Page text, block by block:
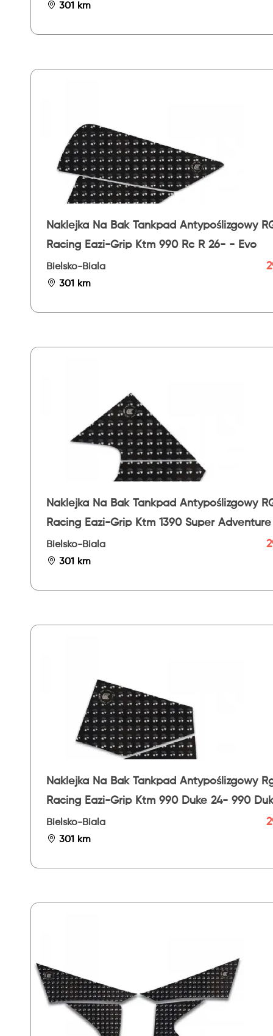
301 km
Naklejka Na Bak Tankpad Antypoślizgowy
Racing Eazi-Grip Ktm 990 Rc R 26- - Evo
Bielsko-Biala
301 km
Naklejka Na Bak Tankpad Antypoślizgowy
Racing Eazi-Grip Ktm 1390 Super
Evo 26- - Ev
Bielsko-Biala
301 km
Naklejka Na Bak Tankpad Antypoślizgowy
Racing Eazi-Grip Ktm 990 Duke 24- 990
26- - Evo
Bielsko-Biala
301 km